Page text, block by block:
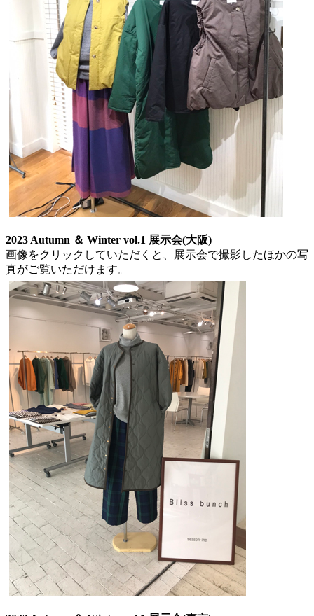
2023 Autumn ＆ Winter vol.1 展示会(大阪)
画像をクリックしていただくと、展示会で撮影したほかの写
真がご覧いただけます。